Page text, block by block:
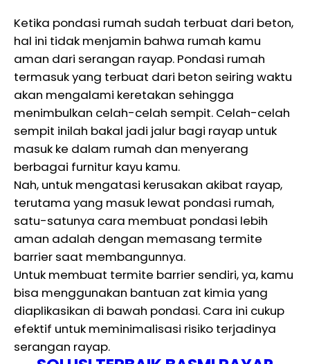
Ketika pondasi rumah sudah terbuat dari beton,
hal ini tidak menjamin bahwa rumah kamu
aman dari serangan rayap. Pondasi rumah
termasuk yang terbuat dari beton seiring waktu
akan mengalami keretakan sehingga
menimbulkan celah-celah sempit. Celah-celah
sempit inilah bakal jadi jalur bagi rayap untuk
masuk ke dalam rumah dan menyerang
berbagai furnitur kayu kamu.
Nah, untuk mengatasi kerusakan akibat rayap,
terutama yang masuk lewat pondasi rumah,
satu-satunya cara membuat pondasi lebih
aman adalah dengan memasang termite
barrier saat membangunnya.
Untuk membuat termite barrier sendiri, ya, kamu
bisa menggunakan bantuan zat kimia yang
diaplikasikan di bawah pondasi. Cara ini cukup
efektif untuk meminimalisasi risiko terjadinya
serangan rayap.